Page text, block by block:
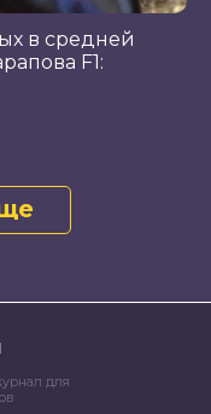
в средней
F1:
для